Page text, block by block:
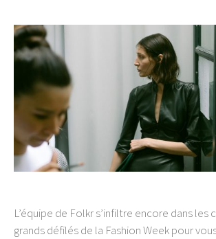
L’équipe de Folkr s’infiltre encore dans les
grands défilés de la Fashion Week pour